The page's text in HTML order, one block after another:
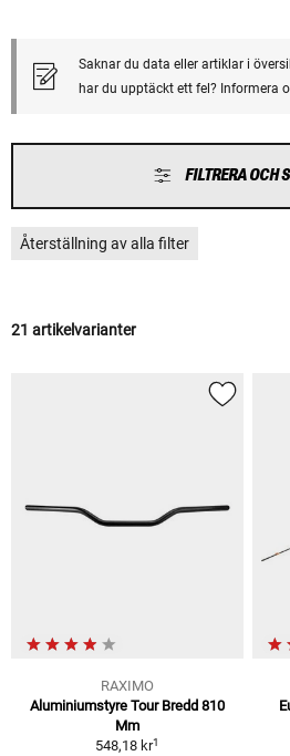
Saknar du data eller artiklar i
har du upptäckt ett fel? Informera
FILTRERA OCH
Återställning av alla filter
21 artikelvarianter
RAXIMO
Aluminiumstyre Tour Bredd 810
Mm
548,18 kr1